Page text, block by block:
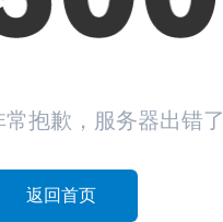
常抱歉，服务器出错了
返回首页